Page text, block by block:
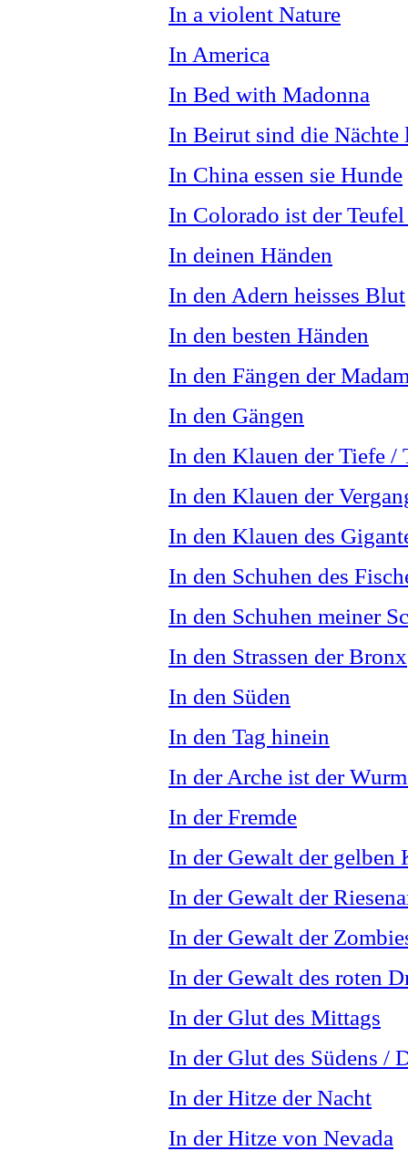
In a violent Nature
In America
In Bed with Madonna
In Beirut sind die Nächte
In China essen sie Hunde
In Colorado ist der
In deinen Händen
In den Adern heisses Blut
In den besten Händen
In den Fängen der
In den Gängen
In den Klauen der Tiefe /
In den Klauen der
In den Klauen des
In den Schuhen des
In den Schuhen meiner
In den Strassen der Bronx
In den Süden
In den Tag hinein
In der Arche ist der
In der Fremde
In der Gewalt der gelben
In der Gewalt der
In der Gewalt der
In der Gewalt des roten
In der Glut des Mittags
In der Glut des Südens /
In der Hitze der Nacht
In der Hitze von Nevada